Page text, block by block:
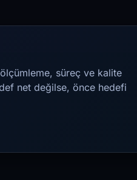
süreç ve kalite
net değilse, önce hedefi